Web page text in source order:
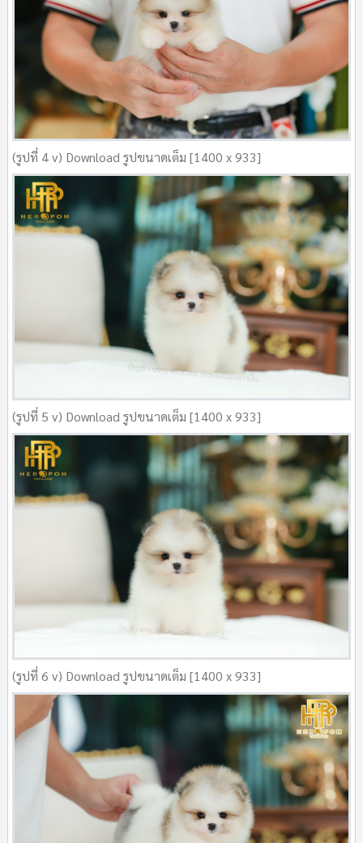
(รูปที่ 4 v) Download รูปขนาดเต็ม [1400 x 933]
(รูปที่ 5 v) Download รูปขนาดเต็ม [1400 x 933]
(รูปที่ 6 v) Download รูปขนาดเต็ม [1400 x 933]